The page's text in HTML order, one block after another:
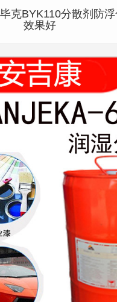
克BYK110分散剂防
效果好